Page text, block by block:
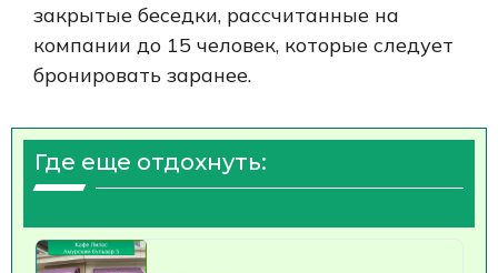
закрытые беседки, рассчитанные на
компании до 15 человек, которые следует
бронировать заранее.
Где еще отдохнуть: